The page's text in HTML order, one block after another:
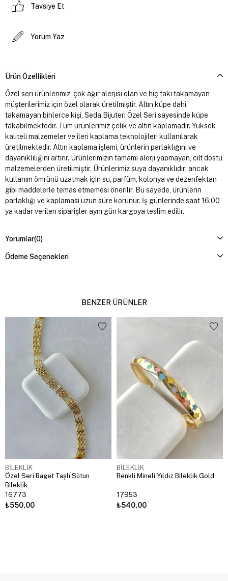
Tavsiye Et
Yorum Yaz
Ürün Özellikleri
Özel seri ürünlerimiz, çok ağır alerjisi olan ve hiç takı takamayan
müşterilerimiz için özel olarak üretilmiştir. Altın küpe dahi
takamayan binlerce kişi, Seda Bijuteri Özel Seri sayesinde küpe
takabilmektedir. Tüm ürünlerimiz çelik ve altın kaplamadır. Yüksek
kaliteli malzemeler ve ileri kaplama teknolojileri kullanılarak
üretilmektedir. Altın kaplama işlemi, ürünlerin parlaklığını ve
dayanıklılığını artırır. Ürünlerimizin tamamı alerji yapmayan, cilt dostu
malzemelerden üretilmiştir. Ürünlerimiz suya dayanıklıdır; ancak
kullanım ömrünü uzatmak için su, parfüm, kolonya ve dezenfektan
gibi maddelerle temas etmemesi önerilir. Bu sayede, ürünlerin
parlaklığı ve kaplaması uzun süre korunur. İş günlerinde saat 16:00
ya kadar verilen siparişler aynı gün kargoya teslim edilir.
Yorumlar(0)
Ödeme Seçenekleri
BENZER ÜRÜNLER
BİLEKLİK
Özel Seri Baget Taşlı Sütun
Bileklik
16773
₺550,00
BİLEKLİK
Renkli Mineli Yıldız Bileklik Gold
17953
₺540,00